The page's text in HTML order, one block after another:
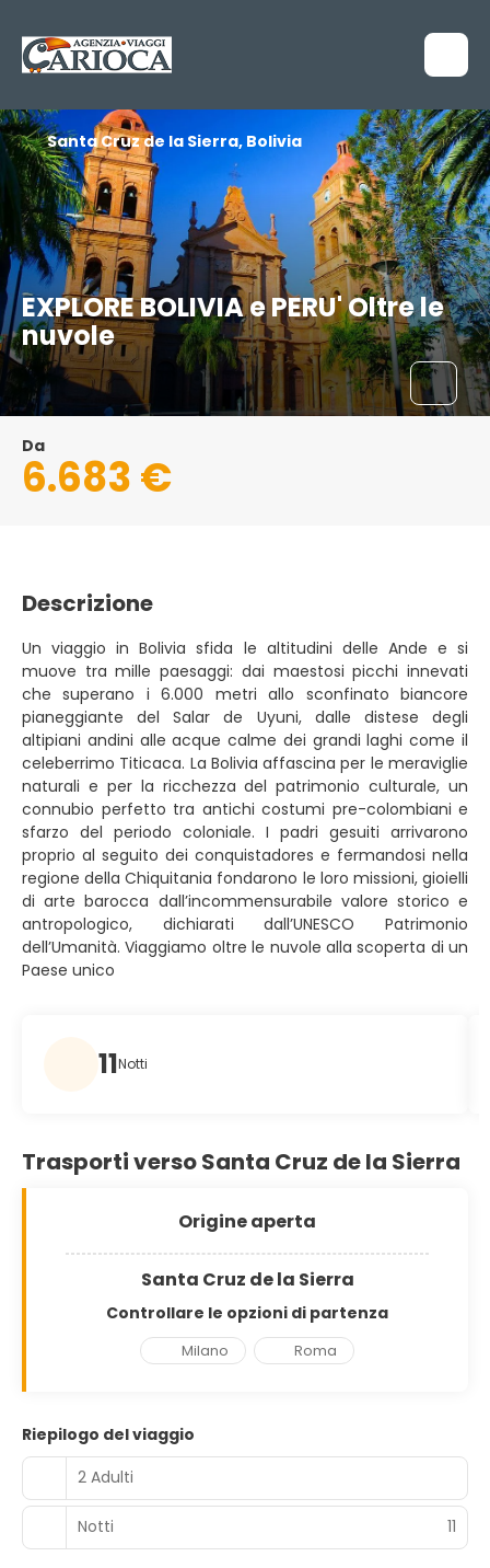
EXPLORE BOLIVIA e PERU' Oltre le
nuvole
Santa Cruz de la Sierra, Bolivia
Da
6.683 €
Descrizione
Un viaggio in Bolivia sfida le altitudini delle Ande e si
muove tra mille paesaggi: dai maestosi picchi innevati
che superano i 6.000 metri allo sconfinato biancore
pianeggiante del Salar de Uyuni, dalle distese degli
altipiani andini alle acque calme dei grandi laghi come il
celeberrimo Titicaca. La Bolivia affascina per le meraviglie
naturali e per la ricchezza del patrimonio culturale, un
connubio perfetto tra antichi costumi pre-colombiani e
sfarzo del periodo coloniale. I padri gesuiti arrivarono
proprio al seguito dei conquistadores e fermandosi nella
regione della Chiquitania fondarono le loro missioni, gioielli
di arte barocca dall’incommensurabile valore storico e
antropologico, dichiarati dall’UNESCO Patrimonio
dell’Umanità. Viaggiamo oltre le nuvole alla scoperta di un
Paese unico
11Notti
Trasporti verso Santa Cruz de la Sierra
Origine aperta
Santa Cruz de la Sierra
Controllare le opzioni di partenza
Milano Roma
Riepilogo del viaggio
2 Adulti
Notti 11